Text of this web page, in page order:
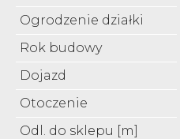
Ogrodzenie działki
Rok budowy
Dojazd
Otoczenie
Odl. do sklepu [m]